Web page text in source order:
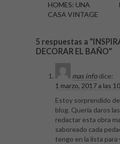
HOMES: UNA
CASA VINTAGE
5 respuestas a
DECORAR EL BAÑO”
mas info dice:
1 marzo, 2017 a las
Estoy sorprendido
blog. Quería daros
redactar esta obra
saboreado cada
tengo en la lista para